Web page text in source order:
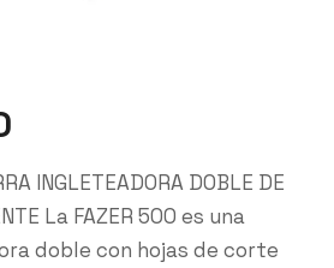
INGLETEADORA DOBLE DE
La FAZER 500 es una
doble con hojas de corte